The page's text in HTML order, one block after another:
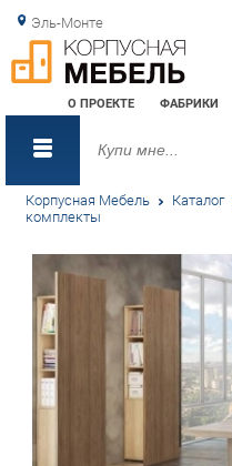
Эль-Монте
О ПРОЕКТЕ ФАБРИКИ
Корпусная Мебель Каталог
комплекты